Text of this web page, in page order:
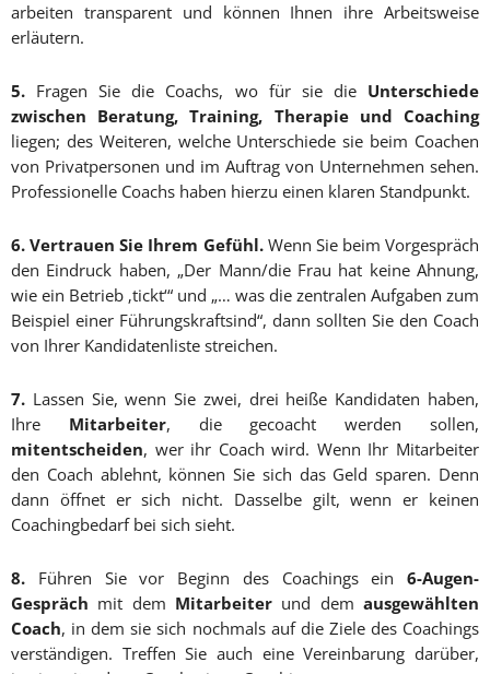
arbeiten transparent und können Ihnen ihre Arbeitsweise
erläutern.
5. Fragen Sie die Coachs, wo für sie die Unterschiede
zwischen Beratung, Training, Therapie und Coaching
liegen; des Weiteren, welche Unterschiede sie beim Coachen
von Privatpersonen und im Auftrag von Unternehmen sehen.
Professionelle Coachs haben hierzu einen klaren Standpunkt.
6. Vertrauen Sie Ihrem Gefühl.Wenn Sie beim Vorgespräch
den Eindruck haben, „Der Mann/die Frau hat keine Ahnung,
wie ein Betrieb ‚tickt‘“ und „… was die zentralen Aufgaben zum
Beispiel einer Führungskraftsind“, dann sollten Sie den Coach
von Ihrer Kandidatenliste streichen.
7. Lassen Sie, wenn Sie zwei, drei heiße Kandidaten haben,
Ihre Mitarbeiter, die gecoacht werden sollen,
mitentscheiden, wer ihr Coach wird. Wenn Ihr Mitarbeiter
den Coach ablehnt, können Sie sich das Geld sparen. Denn
dann öffnet er sich nicht. Dasselbe gilt, wenn er keinen
Coachingbedarf bei sich sieht.
8. Führen Sie vor Beginn des Coachings ein 6-Augen-
Gespräch mit dem Mitarbeiter und dem ausgewählten
Coach, in dem sie sich nochmals auf die Ziele des Coachings
verständigen. Treffen Sie auch eine Vereinbarung darüber,